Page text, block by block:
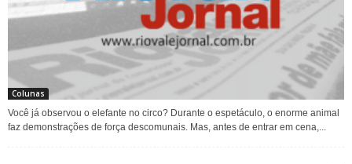
Colunas
Você já observou o elefante no circo? Durante o espetáculo, o enorme animal
faz demonstrações de força descomunais. Mas, antes de entrar em cena,...